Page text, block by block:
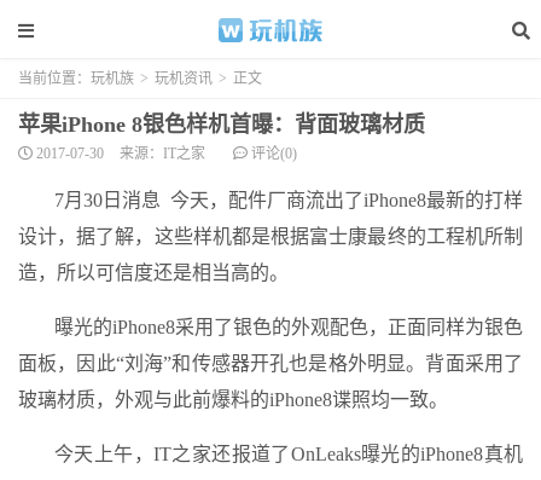
当前位置： 玩机族 > 玩机资讯 > 正文
苹果iPhone 8银色样机首曝：背面玻璃材质
2017-07-30 来源：IT之家 评论(0)
7月30日消息 今天，配件厂商流出了iPhone8最新的打样
设计，据了解，这些样机都是根据富士康最终的工程机所制
造，所以可信度还是相当高的。
曝光的iPhone8采用了银色的外观配色，正面同样为银色
面板，因此“刘海”和传感器开孔也是格外明显。背面采用了
玻璃材质，外观与此前爆料的iPhone8谍照均一致。
今天上午，IT之家还报道了OnLeaks曝光的iPhone8真机